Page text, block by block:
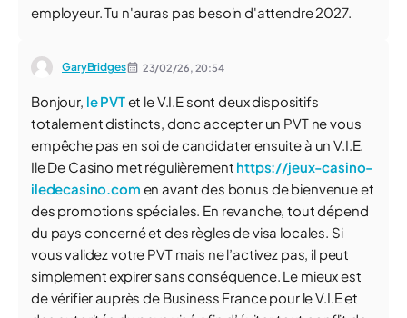
employeur. Tu n'auras pas besoin d'attendre 2027.
GaryBridges 23/02/26, 20:54
Bonjour, le PVTet le V.I.E sont deux dispositifs
totalement distincts, donc accepter un PVT ne vous
empêche pas en soi de candidater ensuite à un V.I.E.
Ile De Casino met régulièrement https://jeux-casino-
iledecasino.com en avant des bonus de bienvenue et
des promotions spéciales. En revanche, tout dépend
du pays concerné et des règles de visa locales. Si
vous validez votre PVT mais ne l’activez pas, il peut
simplement expirer sans conséquence. Le mieux est
de vérifier auprès de Business France pour le V.I.E et